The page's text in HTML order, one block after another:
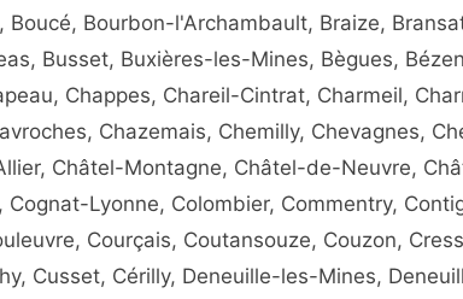
Boucé, Bourbon-l'Archambault, Braize,
Busset, Buxières-les-Mines, Bègues,
Chappes, Chareil-Cintrat, Charmeil,
Chazemais, Chemilly, Chevagnes,
Châtel-Montagne, Châtel-de-Neuvre,
Cognat-Lyonne, Colombier, Commentry,
Courçais, Coutansouze, Couzon,
Cusset, Cérilly, Deneuille-les-Mines,